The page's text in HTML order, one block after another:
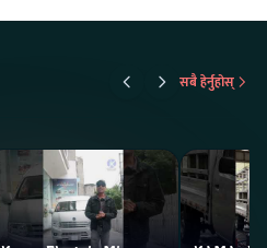
सबै हेर्नुहोस्